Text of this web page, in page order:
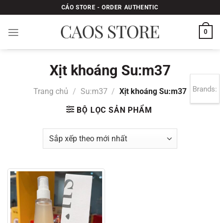
qua
nội
CÁO STORE - ORDER AUTHENTIC
0
Xịt khoáng Su:m37
Trang chủ / Su:m37 / Xịt khoáng Su:m37
BỘ LỌC SẢN PHẨM
Brands: